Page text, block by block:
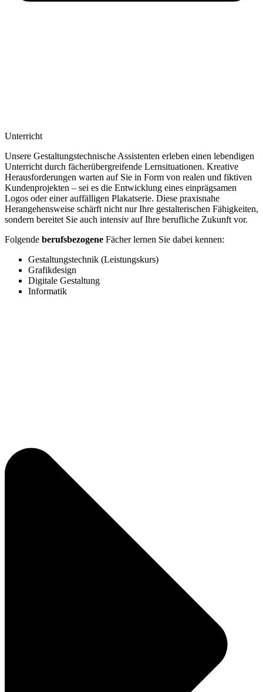
Unterricht
Unsere Gestaltungstechnische Assistenten erleben einen lebendigen
Unterricht durch fächerübergreifende Lernsituationen. Kreative
Herausforderungen warten auf Sie in Form von realen und fiktiven
Kundenprojekten – sei es die Entwicklung eines einprägsamen
Logos oder einer auffälligen Plakatserie. Diese praxisnahe
Herangehensweise schärft nicht nur Ihre gestalterischen Fähigkeiten,
sondern bereitet Sie auch intensiv auf Ihre berufliche Zukunft vor.
Folgende berufsbezogene Fächer lernen Sie dabei kennen:
Gestaltungstechnik (Leistungskurs)
Grafikdesign
Digitale Gestaltung
Informatik